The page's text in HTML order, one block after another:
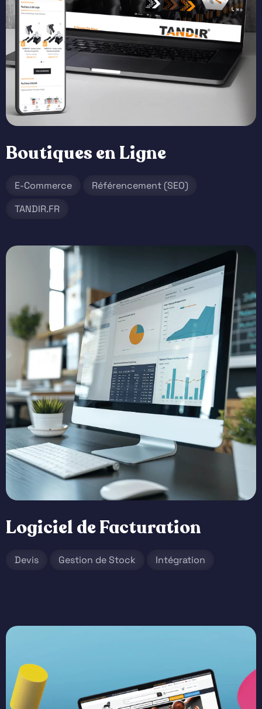
Boutiques en Ligne
E-Commerce
Référencement (SEO)
TANDIR.FR
Logiciel de Facturation
Devis Gestion de Stock Intégration